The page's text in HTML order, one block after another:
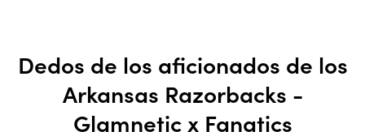
Dedos de los aficionados de los
Arkansas Razorbacks -
Glamnetic x Fanatics